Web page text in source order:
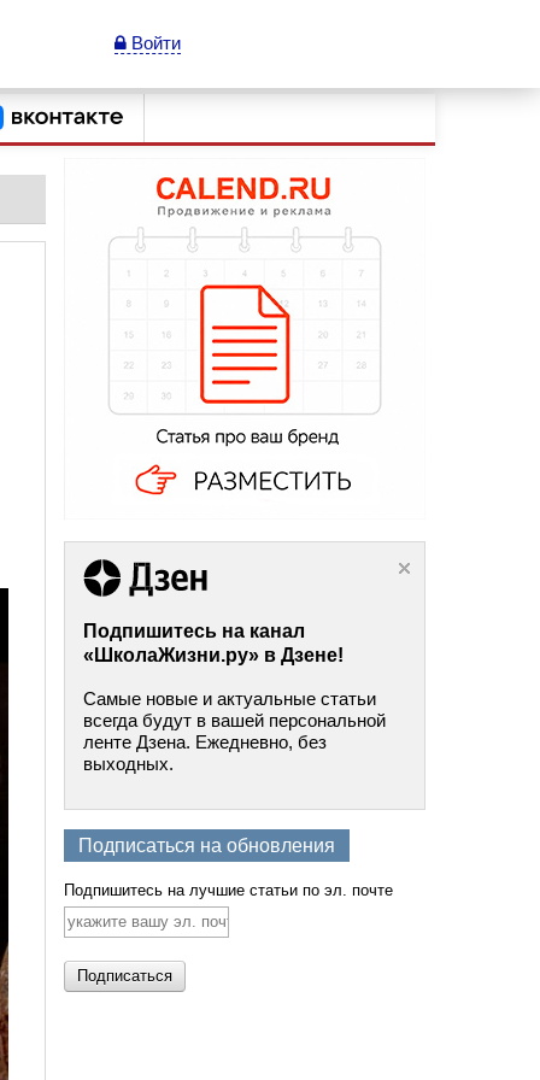
Войти
Подпишитесь на канал
«ШколаЖизни.ру» в Дзене!
Самые новые и актуальные статьи
всегда будут в вашей персональной
ленте Дзена. Ежедневно, без
выходных.
Подписаться на обновления
Подпишитесь на лучшие статьи по эл. почте